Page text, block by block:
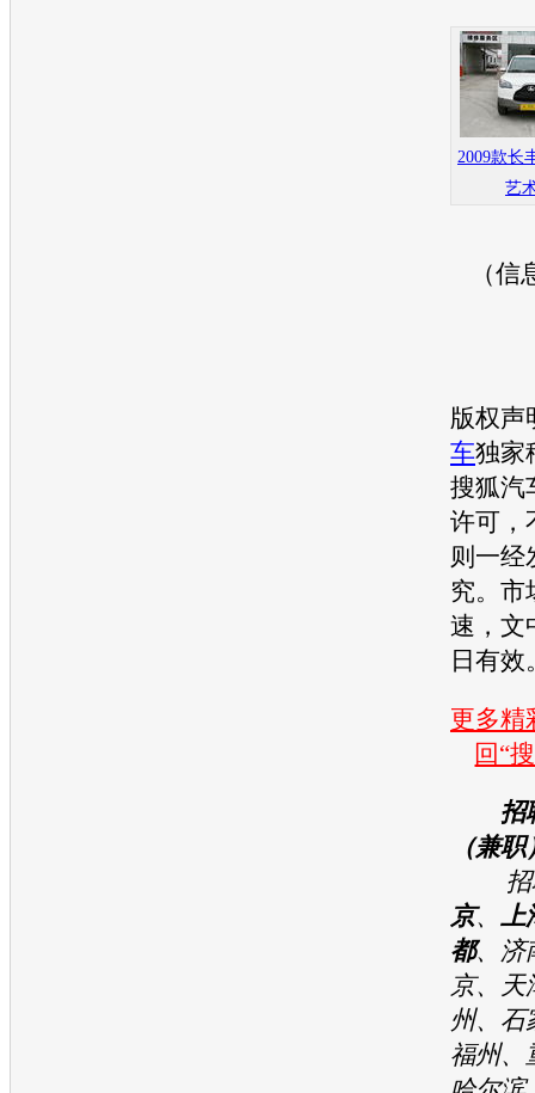
2009款长
艺
（
版权声
车独家
搜狐汽
许可，
则一经
究。市
速，文
日有效
更多
回“
招
（兼职
招
京、 上
都、济
京、天
州、石
福州、